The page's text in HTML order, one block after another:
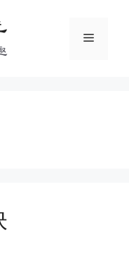
Menu